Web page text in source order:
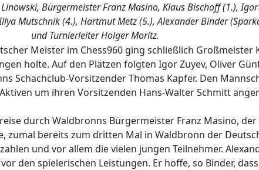
Bürgermeister Franz Masino, Klaus Bischoff (1.), Igor
Mutschnik (4.), Hartmut Metz (5.), Alexander Binder
und Turnierleiter Holger Moritz.
Meister im Chess960 ging schließlich
holte. Auf den Plätzen folgten Igor Zuyev, Oliver
Schachclub-Vorsitzender Thomas Kapfer. Den
um ihren Vorsitzenden Hans-Walter Schmitt
durch Waldbronns Bürgermeister Franz Masino,
zumal bereits zum dritten Mal in Waldbronn der
und vor allem die vielen jungen Teilnehmer.
den spielerischen Leistungen. Er hoffe, so Binder,